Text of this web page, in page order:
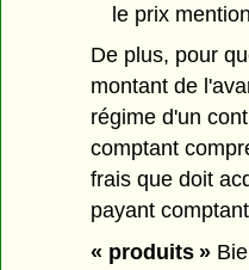
le prix
De plus, pour
montant de
régime d'un
comptant
frais que doit
payant
« produits »